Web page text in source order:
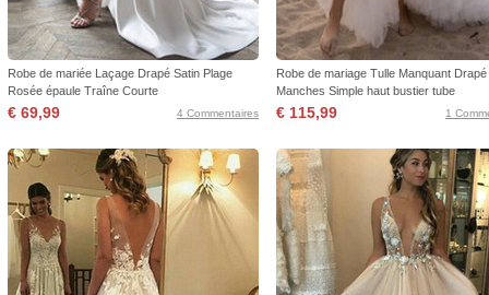
Robe de mariée Laçage Drapé Satin Plage
Rosée épaule Traîne Courte
€ 69,99 4 Commentaires
Robe de mariage Tulle Manquant
Manches Simple haut bustier tube
€ 115,99 1